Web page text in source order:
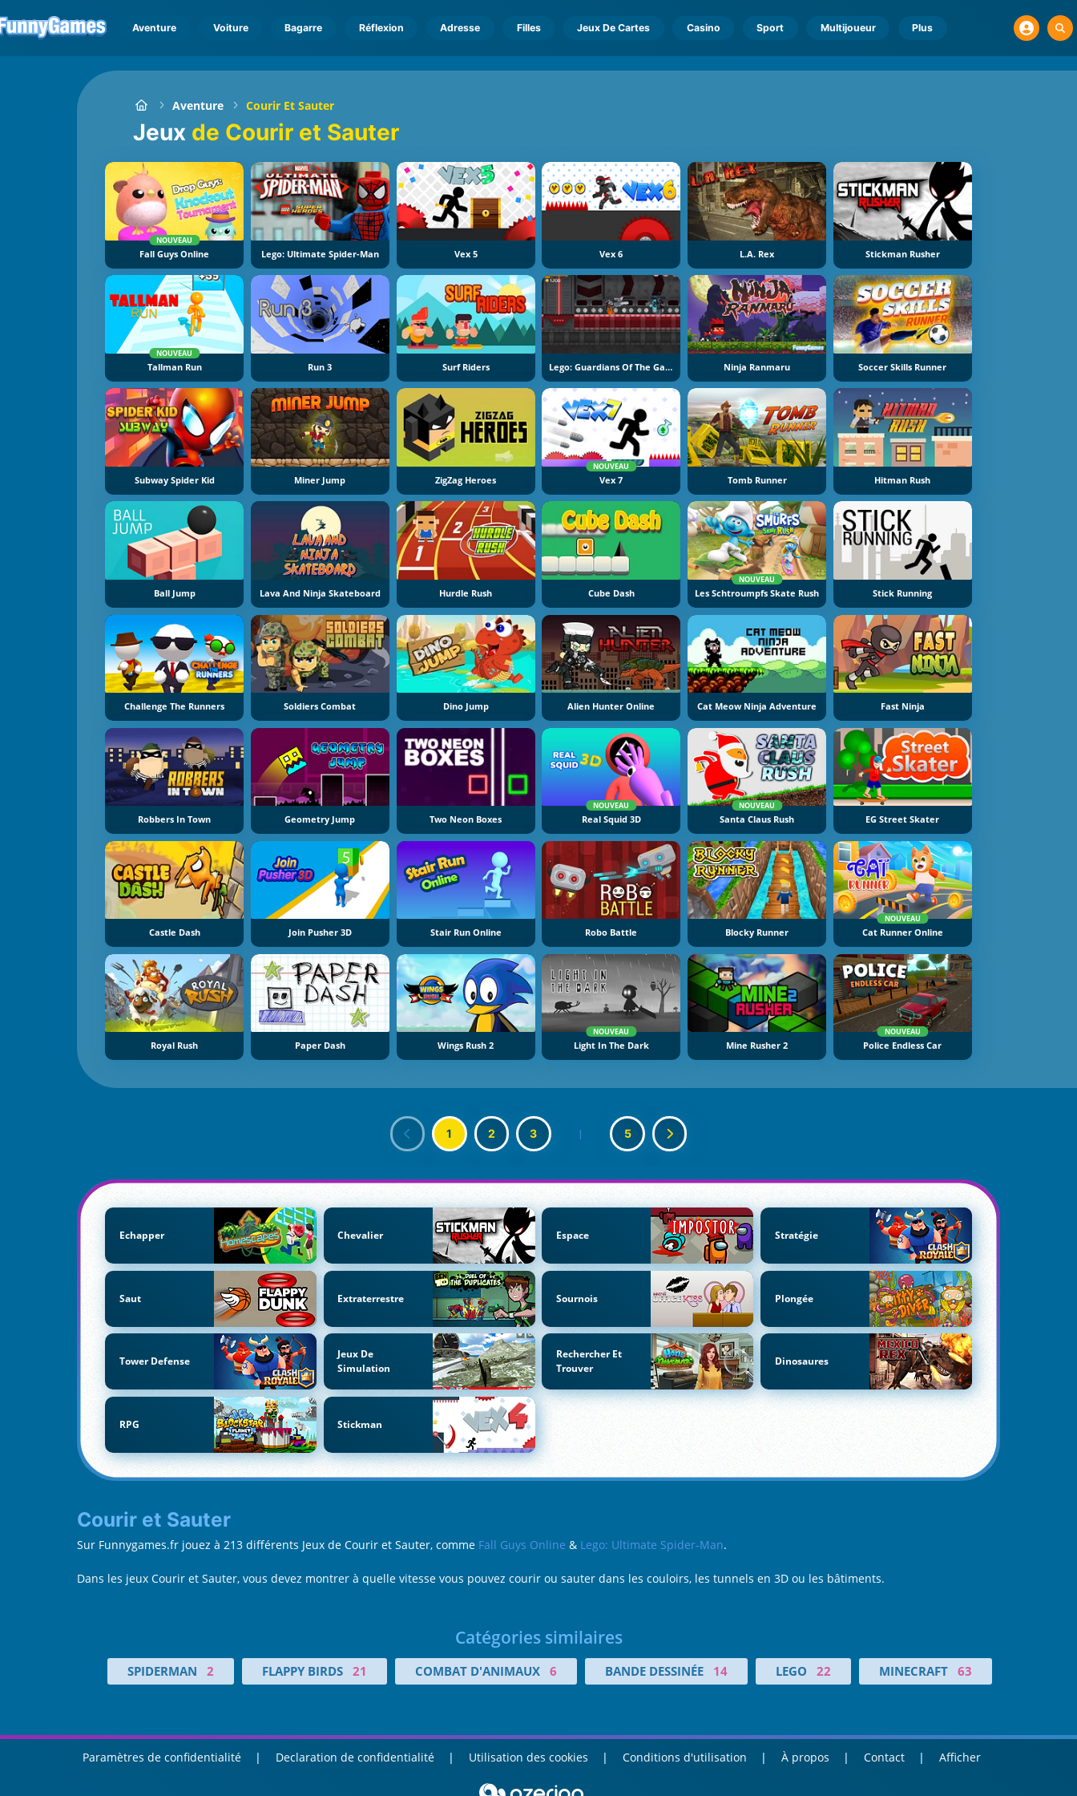
Aventure Voiture Bagarre Réflexion Adresse Filles Jeux De Cartes Casino Sport Multijoueur Plus
Aventure Courir Et Sauter
Jeux de Courir et Sauter
NOUVEAU
Fall Guys Online Lego: Ultimate Spider-Man Vex 5 Vex 6 L.A. Rex Stickman Rusher
NOUVEAU
Tallman Run Run 3 Surf Riders Lego: Guardians Of The Galaxy Ninja Ranmaru Soccer Skills Runner
Subway Spider Kid Miner Jump ZigZag Heroes
NOUVEAU
Vex 7 Tomb Runner Hitman Rush
Ball Jump Lava And Ninja Skateboard Hurdle Rush Cube Dash
NOUVEAU
Les Schtroumpfs Skate Rush Stick Running
Challenge The Runners Soldiers Combat Dino Jump Alien Hunter Online Cat Meow Ninja Adventure Fast Ninja
Robbers In Town Geometry Jump Two Neon Boxes
NOUVEAU
Real Squid 3D
NOUVEAU
Santa Claus Rush EG Street Skater
Castle Dash Join Pusher 3D Stair Run Online Robo Battle Blocky Runner
NOUVEAU
Cat Runner Online
Royal Rush Paper Dash Wings Rush 2
NOUVEAU
Light In The Dark Mine Rusher 2
NOUVEAU
Police Endless Car
1 2 3 | 5
Echapper Chevalier Espace Stratégie
Saut Extraterrestre Sournois Plongée
Tower Defense
Jeux De
Simulation
Rechercher Et
Trouver
Dinosaures
RPG Stickman
Courir et Sauter
Sur Funnygames.fr jouez à 213 différents Jeux de Courir et Sauter, comme Fall Guys Online & Lego: Ultimate Spider-Man.
Dans les jeux Courir et Sauter, vous devez montrer à quelle vitesse vous pouvez courir ou sauter dans les couloirs, les tunnels en 3D ou les bâtiments.
Catégories similaires
SPIDERMAN 2 FLAPPY BIRDS 21 COMBAT D'ANIMAUX 6 BANDE DESSINÉE 14 LEGO 22 MINECRAFT 63
Paramètres de confidentialité Declaration de confidentialité Utilisation des cookies Conditions d'utilisation À propos Contact Afficher